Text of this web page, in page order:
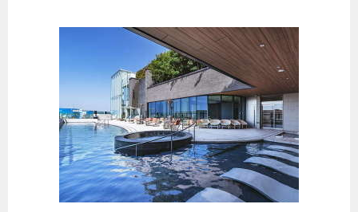
🍴食事なし IN15:00- OUT-10:00
禁煙ルーム
コンフォートA
1泊大人1名 合計（税込）
2,752円